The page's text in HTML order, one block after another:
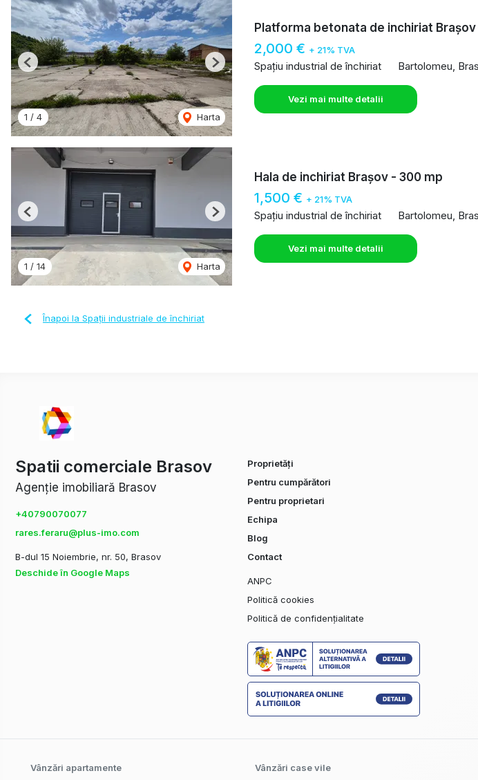
1 / 4 Harta
Previous Next
Platforma betonata de inchiriat Brașov
2,000 € + 21% TVA
Spațiu industrial de închiriat Bartolomeu,
Vezi mai multe detalii
1 / 14 Harta
Previous Next
Hala de inchiriat Brașov - 300 mp
1,500 € + 21% TVA
Spațiu industrial de închiriat Bartolomeu,
Vezi mai multe detalii
Înapoi la Spații industriale de închiriat
Spatii comerciale Brasov
Agenție imobiliară Brasov
+40790070077
rares.feraru@plus-imo.com
B-dul 15 Noiembrie, nr. 50, Brasov
Deschide în Google Maps
Proprietăți
Pentru cumpărători
Pentru proprietari
Echipa
Blog
Contact
ANPC
Politică cookies
Politică de confidențialitate
Vânzări apartamente Vânzări case vile